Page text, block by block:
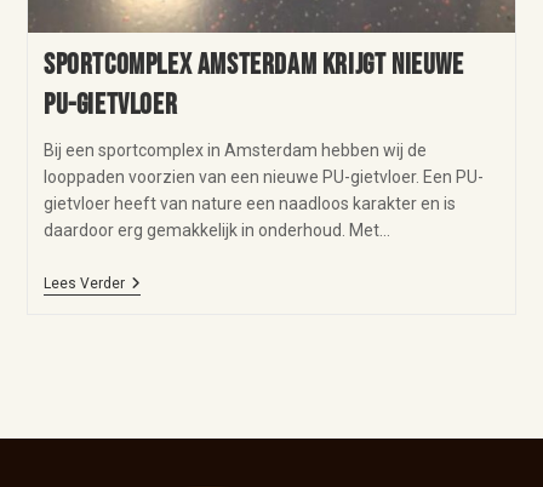
Sportcomplex Amsterdam krijgt nieuwe
PU-gietvloer
Bij een sportcomplex in Amsterdam hebben wij de
looppaden voorzien van een nieuwe PU-gietvloer. Een PU-
gietvloer heeft van nature een naadloos karakter en is
daardoor erg gemakkelijk in onderhoud. Met…
Lees Verder